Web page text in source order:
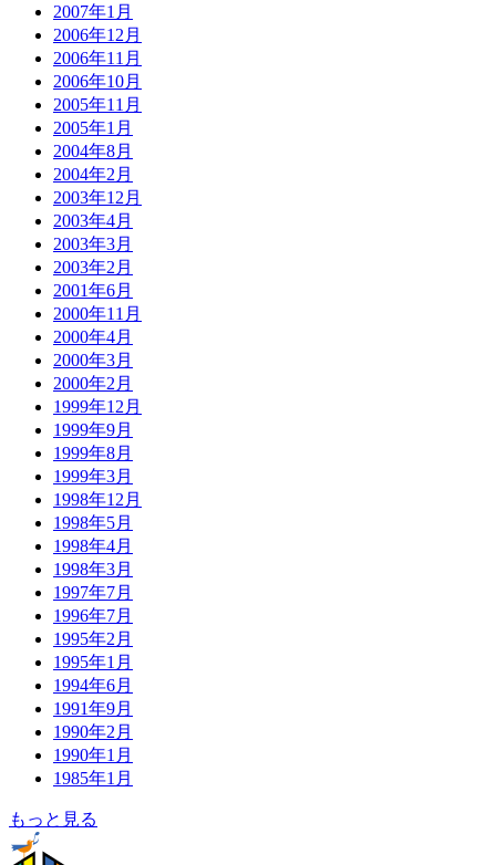
2007年1月
2006年12月
2006年11月
2006年10月
2005年11月
2005年1月
2004年8月
2004年2月
2003年12月
2003年4月
2003年3月
2003年2月
2001年6月
2000年11月
2000年4月
2000年3月
2000年2月
1999年12月
1999年9月
1999年8月
1999年3月
1998年12月
1998年5月
1998年4月
1998年3月
1997年7月
1996年7月
1995年2月
1995年1月
1994年6月
1991年9月
1990年2月
1990年1月
1985年1月
もっと見る